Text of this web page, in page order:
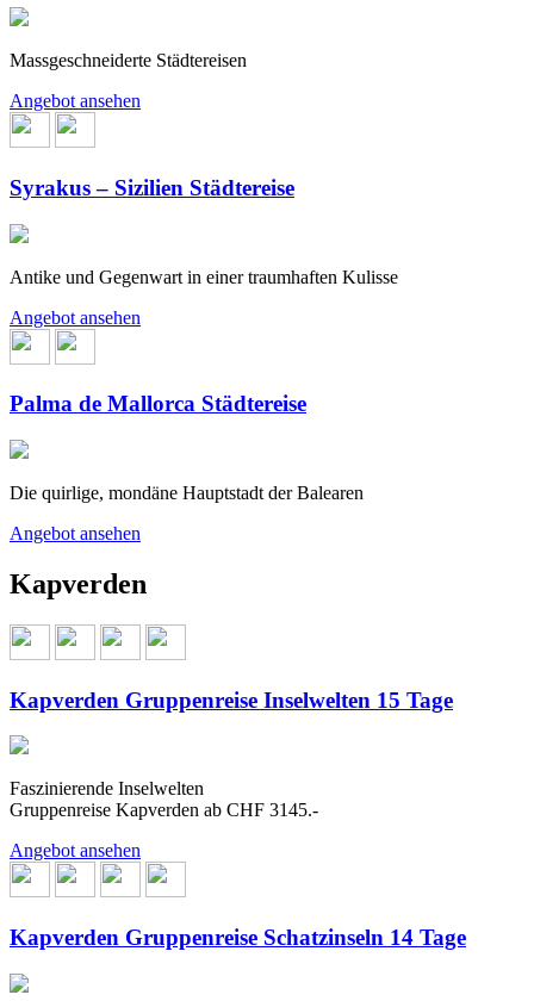
Massgeschneiderte Städtereisen
Angebot ansehen
Syrakus – Sizilien Städtereise
Antike und Gegenwart in einer traumhaften Kulisse
Angebot ansehen
Palma de Mallorca Städtereise
Die quirlige, mondäne Hauptstadt der Balearen
Angebot ansehen
Kapverden
Kapverden Gruppenreise Inselwelten 15 Tage
Faszinierende Inselwelten
Gruppenreise Kapverden ab CHF 3145.-
Angebot ansehen
Kapverden Gruppenreise Schatzinseln 14 Tage